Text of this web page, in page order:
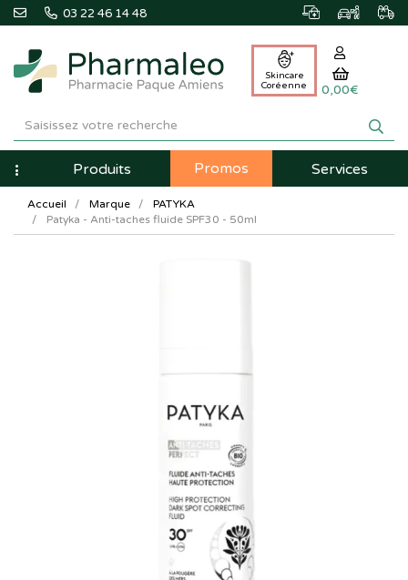
03 22 46 14 48
Pharmaleo
Pharmacie
Paque
Amiens
Skincare
Coréenne
0,00€
NavigationProduits Promos Services
Accueil Marque
PATYKA
Patyka - Anti-taches fluide SPF30 - 50ml